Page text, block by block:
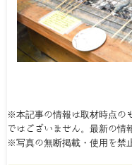
※本記事の情報は取材時点の
ではございません。最新の情
※写真の無断掲載・使用を禁